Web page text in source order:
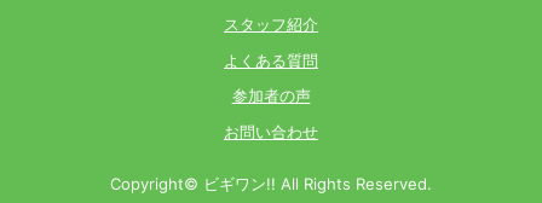
スタッフ紹介
よくある質問
参加者の声
お問い合わせ
Copyright© ビギワン!! All Rights Reserved.